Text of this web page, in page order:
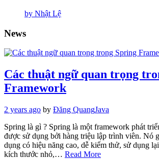
by Nhật Lệ
News
Các thuật ngữ quan trọng
Framework
2 years ago by Đăng QuangJava
Spring là gì ? Spring là một framework phát
được sử dụng bởi hàng triệu lập trình viên. Nó
dụng có hiệu năng cao, dễ kiểm thử, sử dụng
kích thước nhỏ,… Read More